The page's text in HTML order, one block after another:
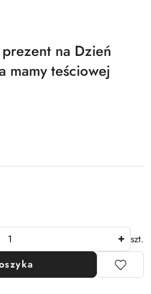
na Dzień
mamy teściowej
szt.